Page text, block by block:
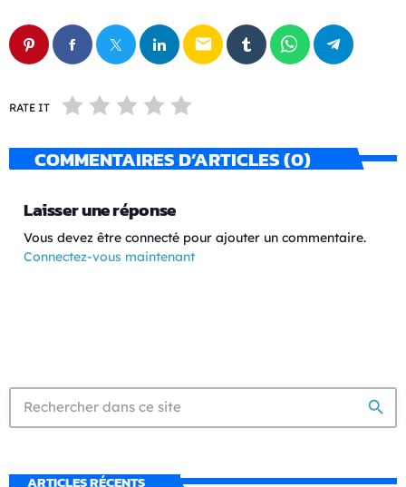
email
RATE IT
COMMENTAIRES D’ARTICLES (0)
Laisser une réponse
Vous devez être connecté pour ajouter un commentaire.
Connectez-vous maintenant
search
ARTICLES RÉCENTS